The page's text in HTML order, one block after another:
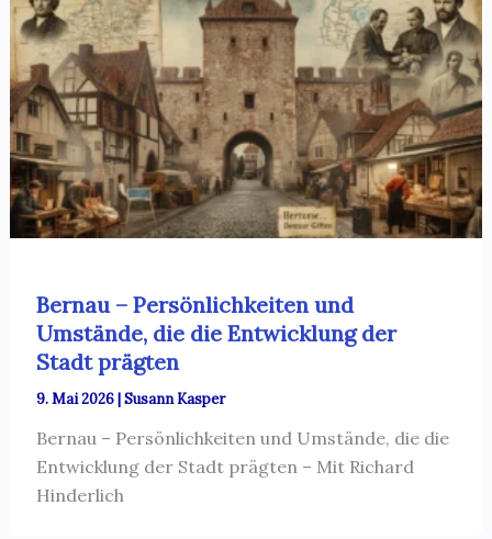
Bernau – Persönlichkeiten und
Umstände, die die Entwicklung der
Stadt prägten
9. Mai 2026|Susann Kasper
Bernau – Persönlichkeiten und Umstände, die die
Entwicklung der Stadt prägten – Mit Richard
Hinderlich